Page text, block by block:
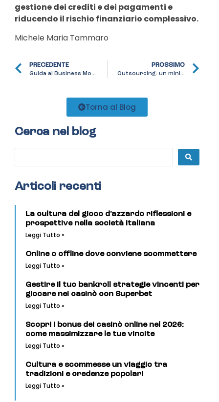
gestione dei crediti e dei pagamenti e
riducendo il rischio finanziario complessivo.
Michele Maria Tammaro
PRECEDENTE
Guida al Business Model: le fondamenta per il successo imprenditoriale
PROSSIMO
Outsourcing: un mini vademecum utile per orientarsi in un mercato sempre più complesso
Torna al Blog
Cerca nel blog
Articoli recenti
La cultura del gioco d'azzardo riflessioni e
prospettive nella società italiana
Leggi Tutto »
Online o offline dove conviene scommettere
Leggi Tutto »
Gestire il tuo bankroll strategie vincenti per
giocare nei casinò con Superbet
Leggi Tutto »
Scopri i bonus dei casinò online nel 2026:
come massimizzare le tue vincite
Leggi Tutto »
Cultura e scommesse un viaggio tra
tradizioni e credenze popolari
Leggi Tutto »